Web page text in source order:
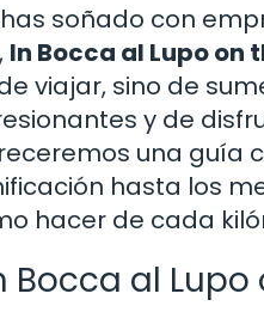
soñado con
In Bocca al Lupo on
viajar, sino de
y de
una guía
hasta los
hacer de cada
Bocca al